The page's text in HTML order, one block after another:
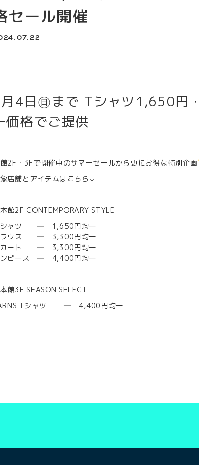
セール開催
4日㊐まで Tシャツ1,650円
価格でご提供
2F・3Fで開催中のサマーセールから更にお得な特別企画
店舗とアイテムはこちら↓
館2F CONTEMPORARY STYLE
シャツ ― 1,650円均一
ラウス ― 3,300円均一
カート ― 3,300円均一
ンピース ― 4,400円均一
館3F SEASON SELECT
Tシャツ ― 4,400円均一